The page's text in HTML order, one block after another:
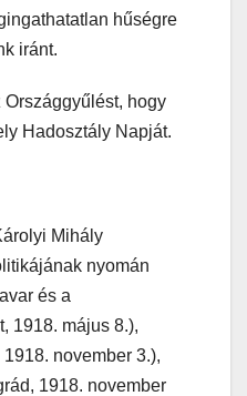
hűségre
iránt.
hogy
Hadosztály Napját.
Mihály
nyomán
és a
1918. május 8.),
november 3.),
1918. november